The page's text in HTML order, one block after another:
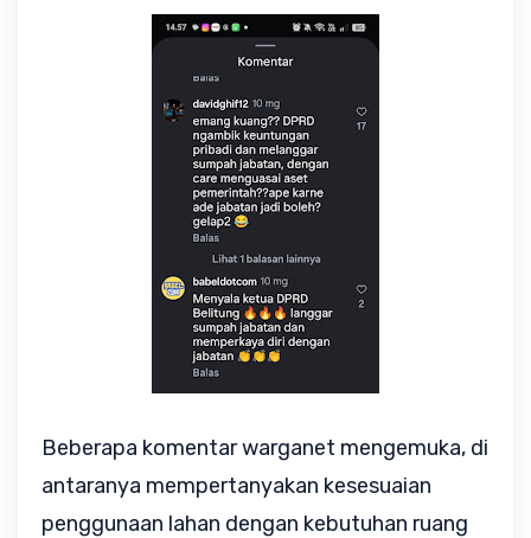
Beberapa komentar warganet mengemuka, di
antaranya mempertanyakan kesesuaian
penggunaan lahan dengan kebutuhan ruang